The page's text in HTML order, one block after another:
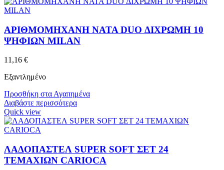
ΑΡΙΘΜΟΜΗΧΑΝΗ NATA DUO ΔΙΧΡΩΜΗ 10
ΨΗΦΙΩΝ MILAN
11,16 €
Εξαντλημένο
Προσθήκη στα Αγαπημένα
Διαβάστε περισσότερα
Quick view
ΛΑΔΟΠΑΣΤΕΛ SUPER SOFT ΣΕΤ 24
ΤΕΜΑΧΙΩΝ CARIOCA